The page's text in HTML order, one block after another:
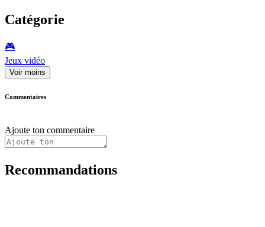
Catégorie
🎮️
Jeux vidéo
Voir moins
Commentaires
Ajoute ton commentaire
Recommandations